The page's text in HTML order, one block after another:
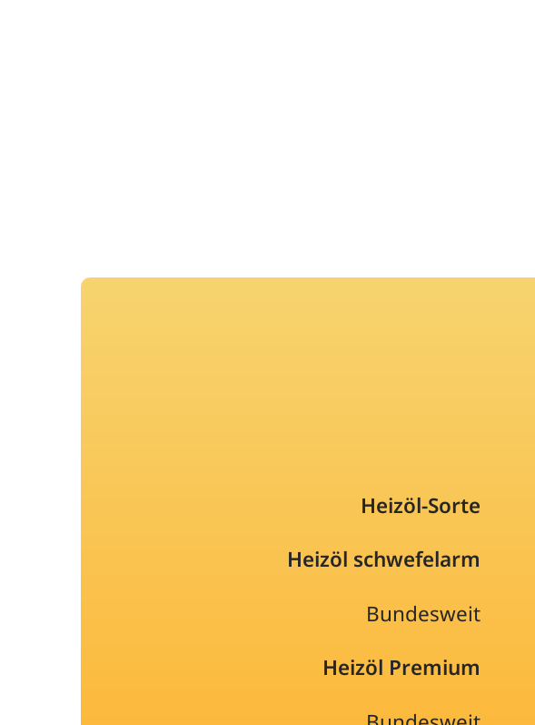
Heizöl-Sorte
Heizöl schwefelarm
Bundesweit
Heizöl Premium